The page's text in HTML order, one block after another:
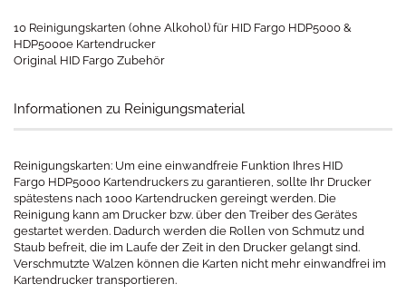
10 Reinigungskarten (ohne Alkohol) für HID Fargo HDP5000 &
HDP5000e Kartendrucker
Original HID Fargo Zubehör
Informationen zu Reinigungsmaterial
Reinigungskarten: Um eine einwandfreie Funktion Ihres HID
Fargo HDP5000 Kartendruckers zu garantieren, sollte Ihr Drucker
spätestens nach 1000 Kartendrucken gereingt werden. Die
Reinigung kann am Drucker bzw. über den Treiber des Gerätes
gestartet werden. Dadurch werden die Rollen von Schmutz und
Staub befreit, die im Laufe der Zeit in den Drucker gelangt sind.
Verschmutzte Walzen können die Karten nicht mehr einwandfrei im
Kartendrucker transportieren.